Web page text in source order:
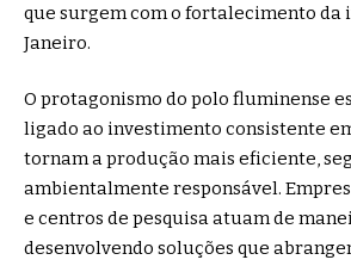
que surgem com o fortalecimento da
Janeiro.
O protagonismo do polo fluminense
ligado ao investimento consistente
tornam a produção mais eficiente,
ambientalmente responsável.
e centros de pesquisa atuam de
desenvolvendo soluções que